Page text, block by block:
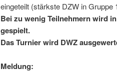
eingeteilt (stärkste DZW in Gruppe
Bei zu wenig Teilnehmern wird
gespielt.
Das Turnier wird DWZ
Meldung: